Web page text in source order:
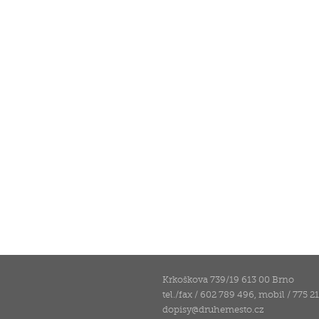
Krkoškova 739/19 613 00 Brno
tel./fax / 602 789 496, mobil / 775
dopisy@druhemesto.cz